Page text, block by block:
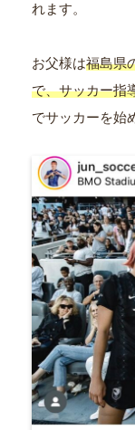
れます。
お父様は福島県
で、サッカー指
でサッカーを始